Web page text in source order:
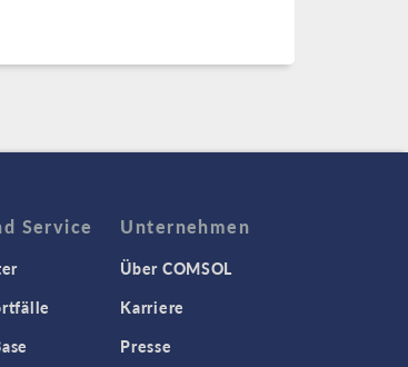
Service Unternehmen
Über COMSOL
Karriere
Presse